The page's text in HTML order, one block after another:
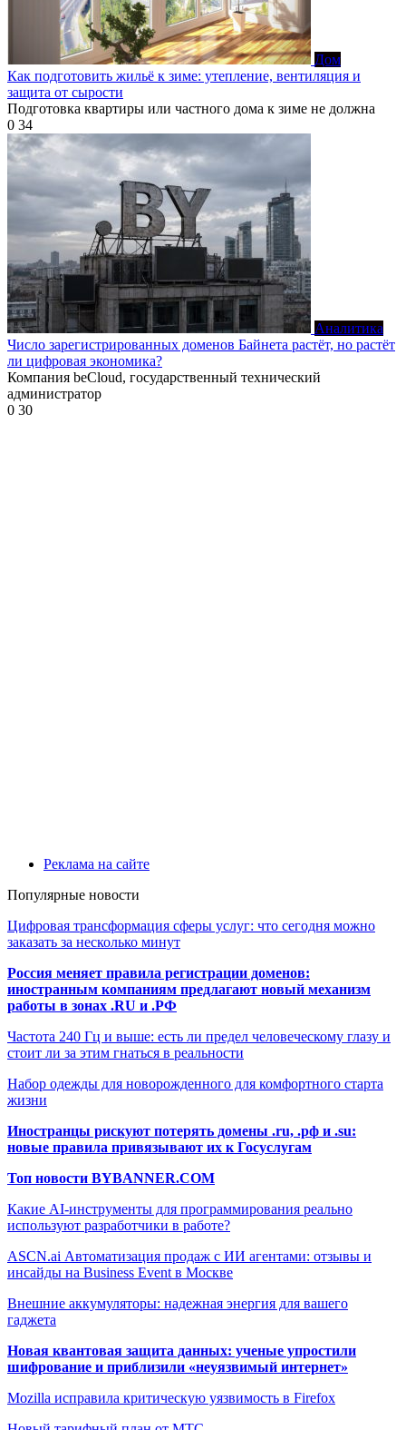
Дом
Как подготовить жильё к зиме: утепление, вентиляция и
защита от сырости
Подготовка квартиры или частного дома к зиме не должна
0 34
Аналитика
Число зарегистрированных доменов Байнета растёт, но растёт
ли цифровая экономика?
Компания beCloud, государственный технический
администратор
0 30
Реклама на сайте
Популярные новости
Цифровая трансформация сферы услуг: что сегодня можно
заказать за несколько минут
Россия меняет правила регистрации доменов:
иностранным компаниям предлагают новый механизм
работы в зонах .RU и .РФ
Частота 240 Гц и выше: есть ли предел человеческому глазу и
стоит ли за этим гнаться в реальности
Набор одежды для новорожденного для комфортного старта
жизни
Иностранцы рискуют потерять домены .ru, .рф и .su:
новые правила привязывают их к Госуслугам
Топ новости BYBANNER.COM
Какие AI-инструменты для программирования реально
используют разработчики в работе?
ASCN.ai Автоматизация продаж с ИИ агентами: отзывы и
инсайды на Business Event в Москве
Внешние аккумуляторы: надежная энергия для вашего
гаджета
Новая квантовая защита данных: ученые упростили
шифрование и приблизили «неуязвимый интернет»
Mozilla исправила критическую уязвимость в Firefox